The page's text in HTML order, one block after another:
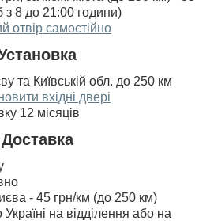
з 8 до 21:00 години)
отвір самостійно
та Київській обл. до 250 км
вхідні двері
12 місяців
Доставка
- 45 грн/км (до 250 км)
на відділення або на